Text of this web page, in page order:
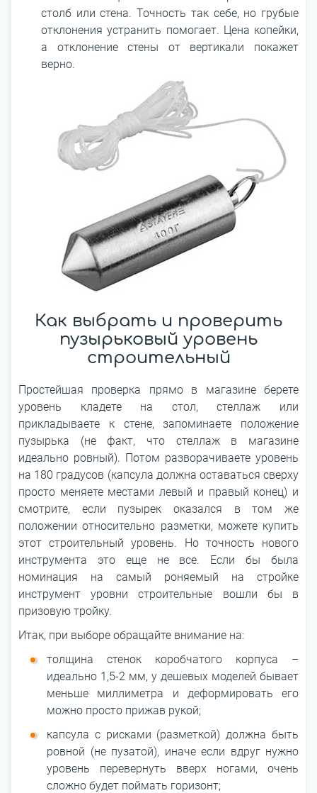
столб или стена. Точность так себе, но грубые
отклонения устранить помогает. Цена копейки,
а отклонение стены от вертикали покажет
верно.
Как выбрать и проверить
пузырьковый уровень
строительный
Простейшая проверка прямо в магазине берете
уровень кладете на стол, стеллаж или
прикладываете к стене, запоминаете положение
пузырька (не факт, что стеллаж в магазине
идеально ровный). Потом разворачиваете уровень
на 180 градусов (капсула должна оставаться сверху
просто меняете местами левый и правый конец) и
смотрите, если пузырек оказался в том же
положении относительно разметки, можете купить
этот строительный уровень. Но точность нового
инструмента это еще не все. Если бы была
номинация на самый роняемый на стройке
инструмент уровни строительные вошли бы в
призовую тройку.
Итак, при выборе обращайте внимание на:
толщина стенок коробчатого корпуса –
идеально 1,5-2 мм, у дешевых моделей бывает
меньше миллиметра и деформировать его
можно просто прижав рукой;
капсула с рисками (разметкой) должна быть
ровной (не пузатой), иначе если вдруг нужно
уровень перевернуть вверх ногами, очень
сложно будет поймать горизонт;